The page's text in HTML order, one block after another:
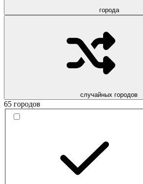
города
случайных городов
65 городов